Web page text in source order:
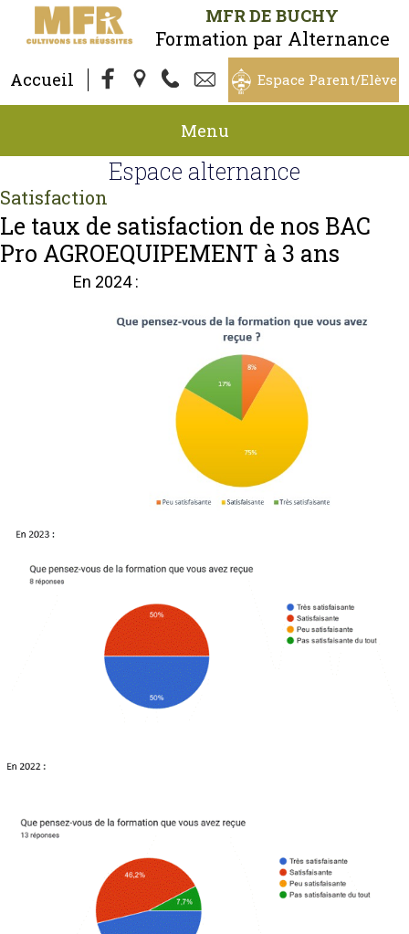
MFR DE BUCHY
Formation par Alternance
Accueil Espace Parent/Elève
Menu
Espace alternance
Satisfaction
Le taux de satisfaction de nos BAC
Pro AGROEQUIPEMENT à 3 ans
En 2024 :